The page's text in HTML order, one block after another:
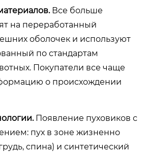
Все больше
на переработанный
оболочек и используют
по стандартам
Покупатели все чаще
о происхождении
Появление пуховиков с
пух в зоне жизненно
спина) и синтетический